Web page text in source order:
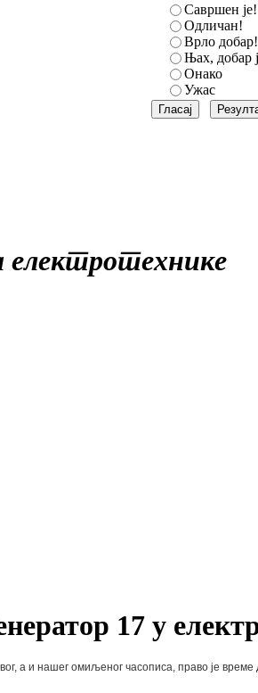
Савршен је!
Одличан!
Врло добар!
Њах, добар
Онако
Ужас
електротехнике
17 у
а и нашег омиљеног часописа, право је